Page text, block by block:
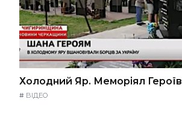
Холодний Яр. Меморіял Героїв
# ВІДЕО